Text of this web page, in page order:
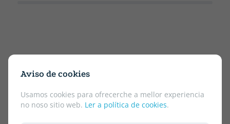
Aviso de cookies
Usamos cookies para ofrecerche a mellor experiencia
no noso sitio web. Ler a política de cookies.